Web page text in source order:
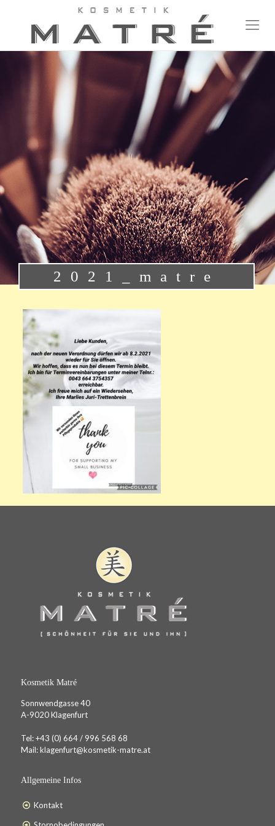
2021_matre
Kosmetik Matré
Sonnwendgasse 40
A-9020 Klagenfurt
Tel:+43 (0) 664 / 996 568 68
Mail:klagenfurt@kosmetik-matre.at
Allgemeine Infos
Kontakt